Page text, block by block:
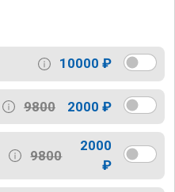
10000 ₽
9800 2000 ₽
9800
2000
₽